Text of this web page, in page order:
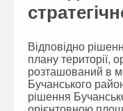
Відповідно
плану території,
розташований в
Бучанського
рішення